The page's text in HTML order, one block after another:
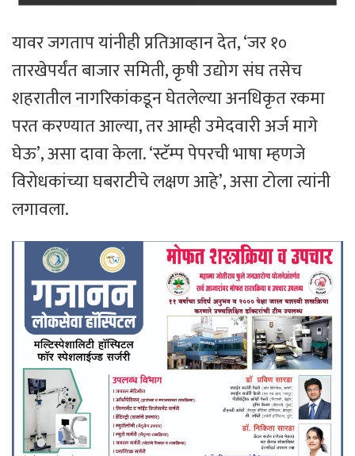
यावर जगताप यांनीही प्रतिआव्हान देत, ‘जर १०
तारखेपर्यंत बाजार समिती, कृषी उद्योग संघ तसेच
शहरातील नागरिकांकडून घेतलेल्या अनधिकृत रकमा
परत करण्यात आल्या, तर आम्ही उमेदवारी अर्ज मागे
घेऊ’, असा दावा केला. ‘स्टॅम्प पेपरची भाषा म्हणजे
विरोधकांच्या घबराटीचे लक्षण आहे’, असा टोला त्यांनी
लगावला.